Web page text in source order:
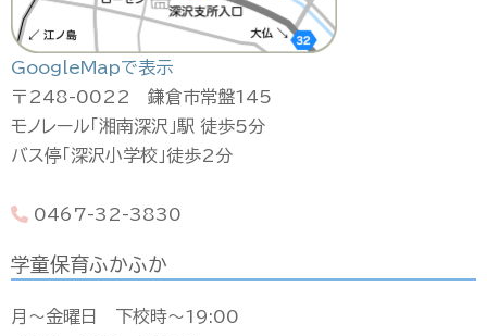
GoogleMapで表示
〒248-0022 鎌倉市常盤145
モノレール「湘南深沢」駅 徒歩5分
バス停「深沢小学校」徒歩2分
0467-32-3830
学童保育ふかふか
月〜金曜日 下校時〜19:00